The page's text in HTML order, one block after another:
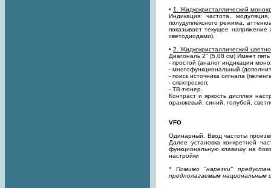
• 1. Жидкокристаллический
Индикация: частота,
полудуплексного режима,
показывает текущее
светодиодами).
• 2. Жидкокристаллический
Диагональ 2" (5,08 см) Имеет
- простой (аналог индикации
- многофункциональный
- поиск источника сигнала
- спектроскоп;
- ТВ-тюнер.
Контраст и яркость дисплея
оранжевый, синий, голубой,
VFO
Одинарный. Ввод частоты
Далее установка конкретной
функциональную клавишу на
настройки
* Помимо "нарезки"
предполагаемым национальным